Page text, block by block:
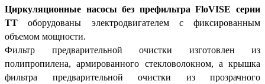
Циркуляционные насосы без префильтра FloVISE серии
TT оборудованы электродвигателем с фиксированным
объемом мощности.
Фильтр предварительной очистки изготовлен из
полипропилена, армированного стекловолокном, а крышка
фильтра предварительной очистки из прозрачного